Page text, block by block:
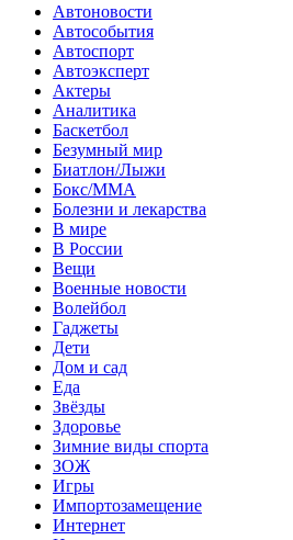
Автоновости
Автособытия
Автоспорт
Автоэксперт
Актеры
Аналитика
Баскетбол
Безумный мир
Биатлон/Лыжи
Бокс/MMA
Болезни и лекарства
В мире
В России
Вещи
Военные новости
Волейбол
Гаджеты
Дети
Дом и сад
Еда
Звёзды
Здоровье
Зимние виды спорта
ЗОЖ
Игры
Импортозамещение
Интернет